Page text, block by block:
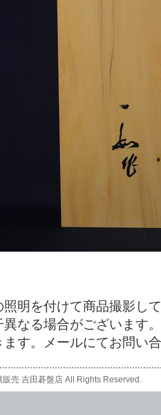
明を付けて商品撮影し
異なる場合がございます
ます。メールにてお問い
販売 吉田碁盤店 All Rights Reserved.